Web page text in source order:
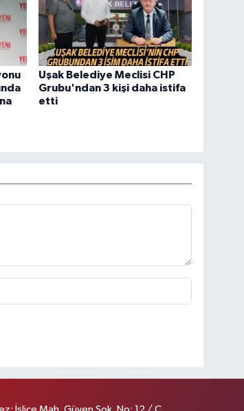
Uşak Belediye Meclisi CHP
Grubu'ndan 3 kişi daha istifa
etti